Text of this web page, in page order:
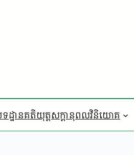
ដ្ឋានគតិយុត្ត​សក្តានុពលវិនិយោគ